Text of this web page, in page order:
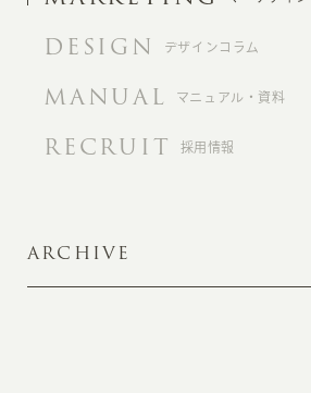
DESIGN デザインコラム
MANUAL マニュアル・資料
RECRUIT 採用情報
ARCHIVE